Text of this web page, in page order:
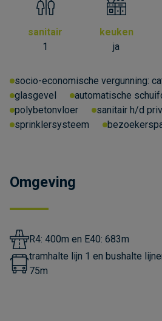
sanitair
1
keuken
ja
socio-economische vergunning:
glasgevel
automatische
polybetonvloer
sanitair h/d
sprinklersysteem
Omgeving
R4: 400m en E40: 683m
tramhalte lijn 1 en bushalte
75m